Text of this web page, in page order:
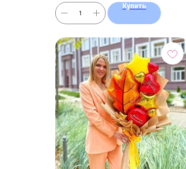
Купить